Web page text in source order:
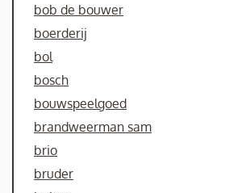
bob de bouwer
boerderij
bol
bosch
bouwspeelgoed
brandweerman sam
brio
bruder